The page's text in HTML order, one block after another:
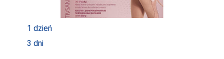
KEY
1 dzień
3 dni